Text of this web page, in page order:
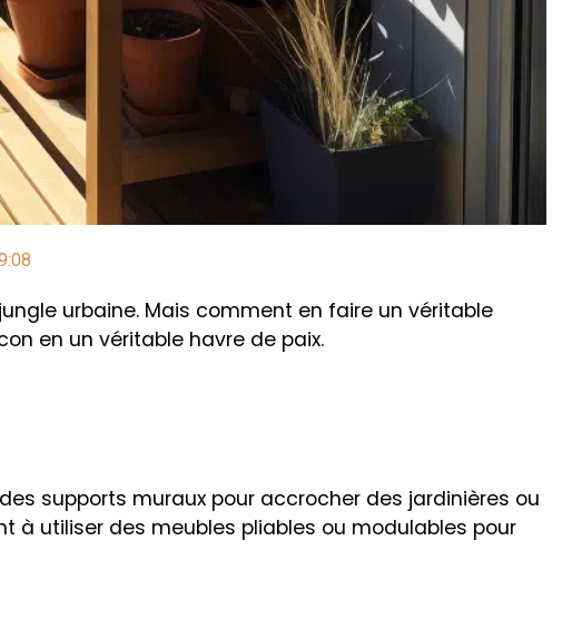
urbaine. Mais comment en faire un véritable
en un véritable havre de paix.
supports muraux pour accrocher des jardinières ou
à utiliser des meubles pliables ou modulables pour